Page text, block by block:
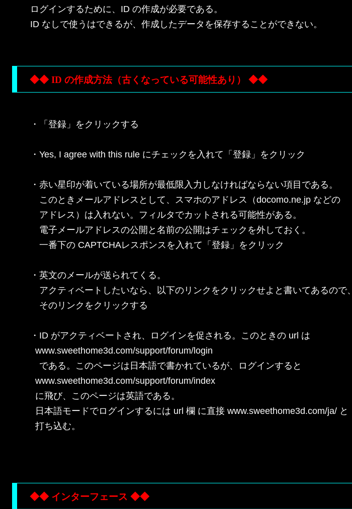
ログインするために、ID の作成が必要である。
ID なしで使うはできるが、作成したデータを保存することができない。
◆◆ ID の作成方法（古くなっている可能性あり） ◆◆
・「登録」をクリックする
・Yes, I agree with this rule にチェックを入れて「登録」をクリック
・赤い星印が着いている場所が最低限入力しなければならない項目である。
このときメールアドレスとして、スマホのアドレス（docomo.ne.jp などの
アドレス）は入れない。フィルタでカットされる可能性がある。
電子メールアドレスの公開と名前の公開はチェックを外しておく。
一番下の CAPTCHAレスポンスを入れて「登録」をクリック
・英文のメールが送られてくる。
アクティベートしたいなら、以下のリンクをクリックせよと書いてあるので、
そのリンクをクリックする
・ID がアクティベートされ、ログインを促される。このときの url は
  www.sweethome3d.com/support/forum/login
である。このページは日本語で書かれているが、ログインすると
  www.sweethome3d.com/support/forum/index
  に飛び、このページは英語である。
  日本語モードでログインするには url 欄 に直接 www.sweethome3d.com/ja/ と
  打ち込む。
◆◆ インターフェース ◆◆